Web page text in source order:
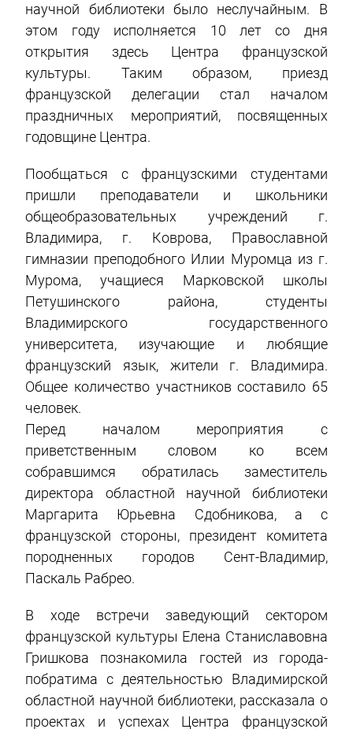
научной библиотеки было неслучайным. В
этом году исполняется 10 лет со дня
открытия здесь Центра французской
культуры. Таким образом, приезд
французской делегации стал началом
праздничных мероприятий, посвященных
годовщине Центра.
Пообщаться с французскими студентами
пришли преподаватели и школьники
общеобразовательных учреждений г.
Владимира, г. Коврова, Православной
гимназии преподобного Илии Муромца из г.
Мурома, учащиеся Марковской школы
Петушинского района, студенты
Владимирского государственного
университета, изучающие и любящие
французский язык, жители г. Владимира.
Общее количество участников составило 65
человек.
Перед началом мероприятия с
приветственным словом ко всем
собравшимся обратилась заместитель
директора областной научной библиотеки
Маргарита Юрьевна Сдобникова, а с
французской стороны, президент комитета
породненных городов Сент-Владимир,
Паскаль Рабрео.
В ходе встречи заведующий сектором
французской культуры Елена Станиславовна
Гришкова познакомила гостей из города-
побратима с деятельностью Владимирской
областной научной библиотеки, рассказала о
проектах и успехах Центра французской